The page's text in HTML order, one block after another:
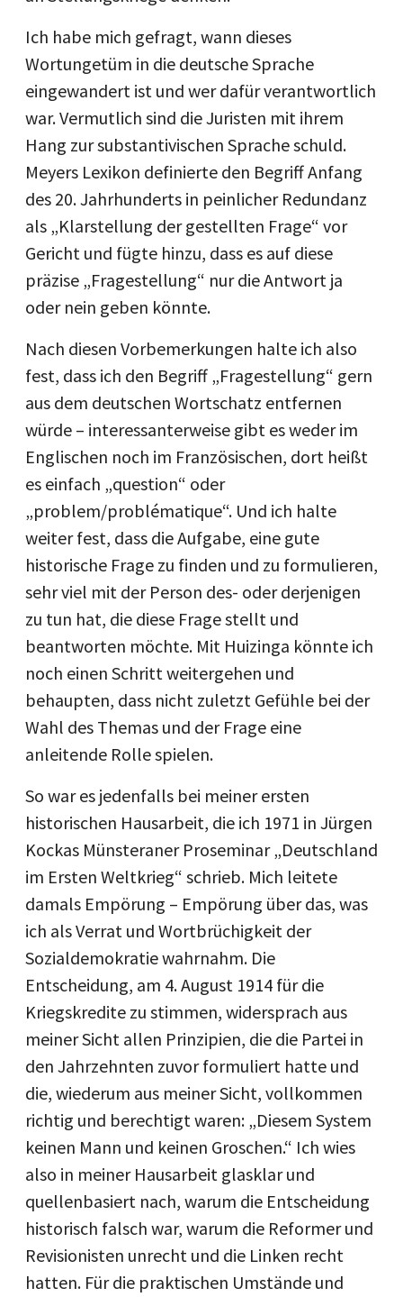
Ich habe mich gefragt, wann dieses
Wortungetüm in die deutsche Sprache
eingewandert ist und wer dafür verantwortlich
war. Vermutlich sind die Juristen mit ihrem
Hang zur substantivischen Sprache schuld.
Meyers Lexikon definierte den Begriff Anfang
des 20. Jahrhunderts in peinlicher Redundanz
als „Klarstellung der gestellten Frage“ vor
Gericht und fügte hinzu, dass es auf diese
präzise „Fragestellung“ nur die Antwort ja
oder nein geben könnte.
Nach diesen Vorbemerkungen halte ich also
fest, dass ich den Begriff „Fragestellung“ gern
aus dem deutschen Wortschatz entfernen
würde – interessanterweise gibt es weder im
Englischen noch im Französischen, dort heißt
es einfach „question“ oder
„problem/problématique“. Und ich halte
weiter fest, dass die Aufgabe, eine gute
historische Frage zu finden und zu formulieren,
sehr viel mit der Person des- oder derjenigen
zu tun hat, die diese Frage stellt und
beantworten möchte. Mit Huizinga könnte ich
noch einen Schritt weitergehen und
behaupten, dass nicht zuletzt Gefühle bei der
Wahl des Themas und der Frage eine
anleitende Rolle spielen.
So war es jedenfalls bei meiner ersten
historischen Hausarbeit, die ich 1971 in Jürgen
Kockas Münsteraner Proseminar „Deutschland
im Ersten Weltkrieg“ schrieb. Mich leitete
damals Empörung – Empörung über das, was
ich als Verrat und Wortbrüchigkeit der
Sozialdemokratie wahrnahm. Die
Entscheidung, am 4. August 1914 für die
Kriegskredite zu stimmen, widersprach aus
meiner Sicht allen Prinzipien, die die Partei in
den Jahrzehnten zuvor formuliert hatte und
die, wiederum aus meiner Sicht, vollkommen
richtig und berechtigt waren: „Diesem System
keinen Mann und keinen Groschen.“ Ich wies
also in meiner Hausarbeit glasklar und
quellenbasiert nach, warum die Entscheidung
historisch falsch war, warum die Reformer und
Revisionisten unrecht und die Linken recht
hatten. Für die praktischen Umstände und